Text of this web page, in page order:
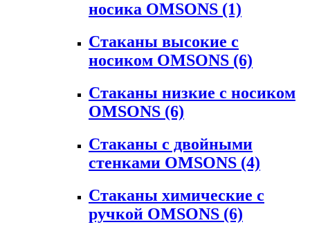
носика OMSONS (1)
Стаканы высокие с
носиком OMSONS (6)
Стаканы низкие с носиком
OMSONS (6)
Стаканы с двойными
стенками OMSONS (4)
Стаканы химические с
ручкой OMSONS (6)